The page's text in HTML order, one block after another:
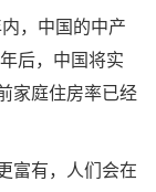
，中国的中产
后，中国将实
家庭住房率已经
有，人们会在